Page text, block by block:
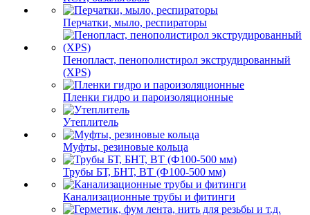
Перчатки, мыло, респираторы
Пенопласт, пенополистирол экструдированный
(XPS)
Пленки гидро и пароизоляционные
Утеплитель
Муфты, резиновые кольца
Трубы БТ, БНТ, ВТ (Ф100-500 мм)
Канализационные трубы и фитинги